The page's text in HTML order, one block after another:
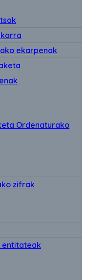
ekarpenak
Ordenaturako
zifrak
entitateak